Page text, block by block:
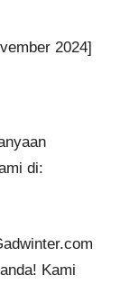
2024]
di:
Kami